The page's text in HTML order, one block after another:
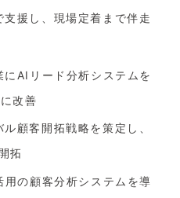
援し、現場定着まで伴走
AIリード分析システムを
改善
顧客開拓戦略を策定し、
拓
の顧客分析システムを導